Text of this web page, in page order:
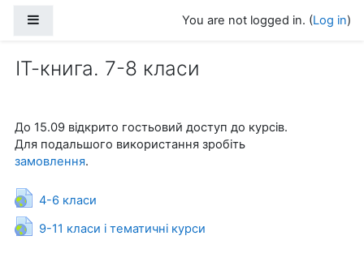
You are not logged in. (Log in)
ІТ-книга. 7-8 класи
До 15.09 відкрито гостьовий доступ до курсів.
Для подальшого використання зробіть
замовлення.
4-6 класи
URL
9-11 класи і тематичні курси
URL